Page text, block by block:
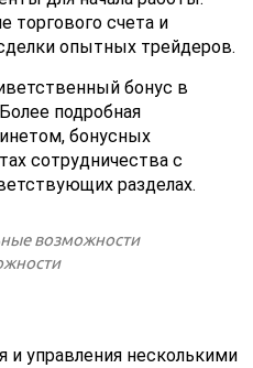
торгового счета и
опытных трейдеров.
бонус в
подробная
бонусных
сотрудничества с
разделах.
управления несколькими